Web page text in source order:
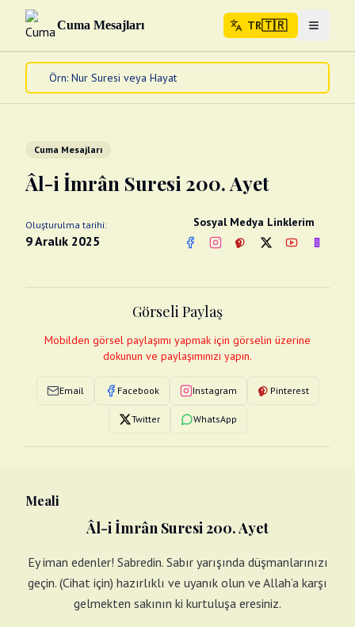
Cuma Mesajları TR🇹🇷 Menuyu
Ana Sayfa
Bayram Mesajları
Diğer
Abdest Videoları
Fotograflar
Cuma Mesajları
Âl-i İmrân Suresi 200. Ayet
Oluşturulma tarihi:
9 Aralık 2025
Sosyal Medya Linklerim
FacebookInstagram
PinterestTwitterYouTube
Görseli Paylaş
Mobilden görsel paylaşımı yapmak için görselin üzerine
dokunun ve paylaşımınızı yapın.
Email Facebook Instagram Pinterest
Twitter WhatsApp
Meali
Âl-i İmrân Suresi 200. Ayet
Ey iman edenler! Sabredin. Sabır yarışında düşmanlarınızı
geçin. (Cihat için) hazırlıklı ve uyanık olun ve Allah’a karşı
gelmekten sakının ki kurtuluşa eresiniz.